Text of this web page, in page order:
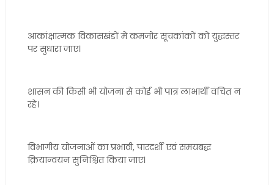
आकांक्षात्मक विकासखंडों में कमजोर सूचकांकों को युद्धस्तर
पर सुधारा जाए।
शासन की किसी भी योजना से कोई भी पात्र लाभार्थी वंचित न
रहे।
विभागीय योजनाओं का प्रभावी, पारदर्शी एवं समयबद्ध
क्रियान्वयन सुनिश्चित किया जाए।